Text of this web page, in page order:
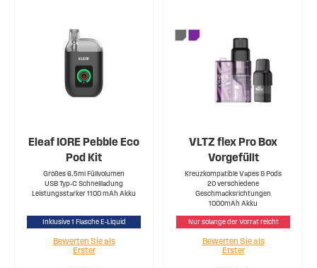
Eleaf IORE Pebble Eco
Pod Kit
Großes 6.5ml Füllvolumen
USB Typ-C Schnellladung
Leistungsstarker 1100 mAh Akku
Inklusive 1 Flasche E-Liquid
Bewerten Sie als
Erster
VLTZ flex Pro Box
Vorgefüllt
Kreuzkompatible Vapes & Pods
20 verschiedene
Geschmacksrichtungen
1000mAh Akku
Nur solange der Vorrat reicht
Bewerten Sie als
Erster